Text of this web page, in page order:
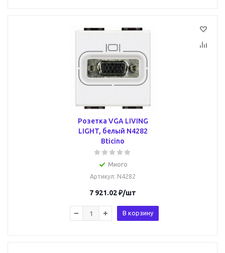
Розетка VGA LIVING
LIGHT, белый N4282
Bticino
Много
Артикул: N4282
7 921.02₽/шт
В корзину